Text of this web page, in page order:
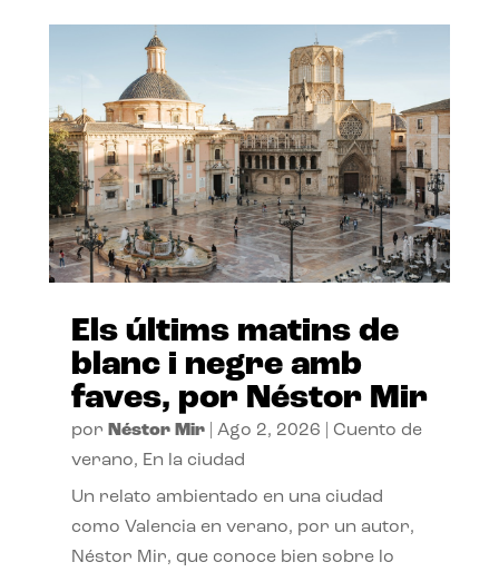
Els últims matins de
blanc i negre amb
faves, por Néstor Mir
por Néstor Mir| Ago 2, 2026
Cuento de
verano, En la ciudad
Un relato ambientado en una ciudad
como Valencia en verano, por un autor,
Néstor Mir, que conoce bien sobre lo